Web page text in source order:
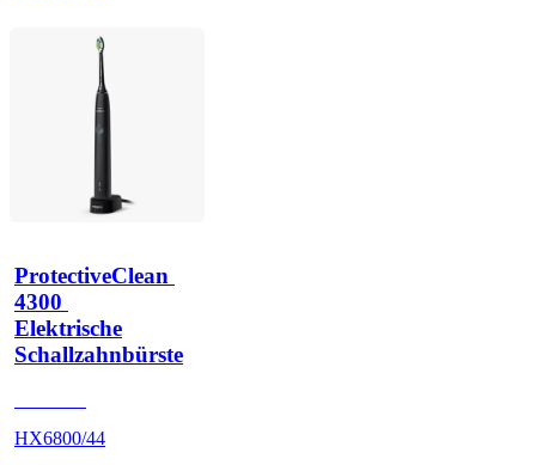
ProtectiveClean
4300
Elektrische
Schallzahnbürste
HX6800/44